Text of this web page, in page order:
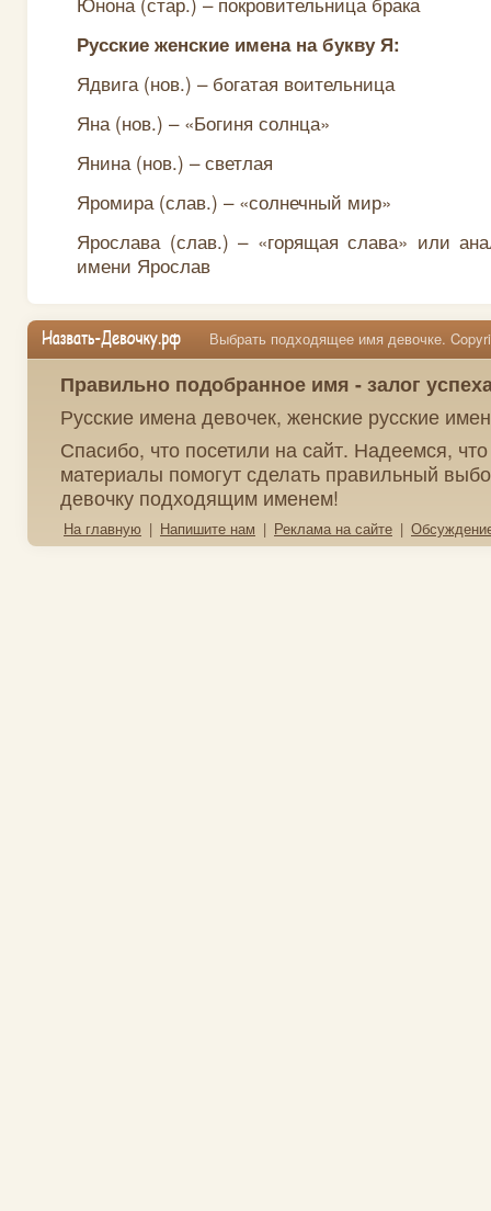
Русские женские имена на букву Я:
Ядвига (нов.) – богатая воительница
Яна (нов.) – «Богиня солнца»
Янина (нов.) – светлая
Яромира (слав.) – «солнечный мир»
Ярослава (слав.) – «горящая слава» или
имени Ярослав
Выбрать подходящее имя девочке.
Правильно подобранное имя - залог
Русские имена девочек, женские русские
Спасибо, что посетили на сайт. Надеемся,
материалы помогут сделать правильный
девочку подходящим именем!
На главную | Напишите нам | Реклама на сайте |